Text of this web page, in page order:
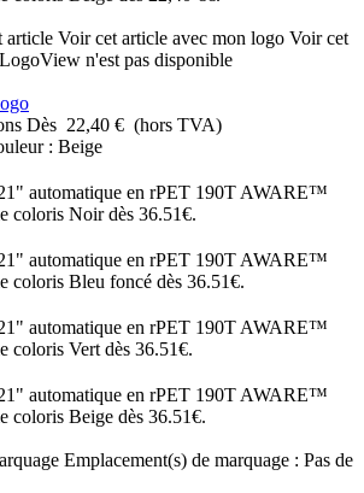
article Voir cet article avec mon logo Voir cet
LogoView n'est pas disponible
Dès 22,40 € (hors TVA)
: Beige
Emplacement(s) de marquage : Pas de